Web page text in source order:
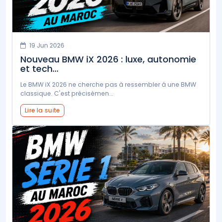
19 Jun 2026
Nouveau BMW iX 2026 : luxe, autonomie
et tech...
Le BMW iX 2026 ne cherche pas à ressembler à une BMW
classique. C'est précisémen...
Lire la suite